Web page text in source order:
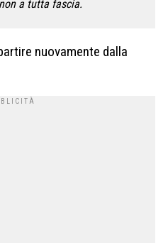
a tutta fascia.
nuovamente dalla